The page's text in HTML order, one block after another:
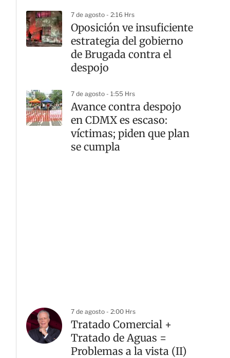
7 de agosto - 2:16 Hrs
Oposición ve insuficiente
estrategia del gobierno
de Brugada contra el
despojo
7 de agosto - 1:55 Hrs
Avance contra despojo
en CDMX es escaso:
víctimas; piden que plan
se cumpla
7 de agosto - 2:00 Hrs
Tratado Comercial +
Tratado de Aguas =
Problemas a la vista (II)